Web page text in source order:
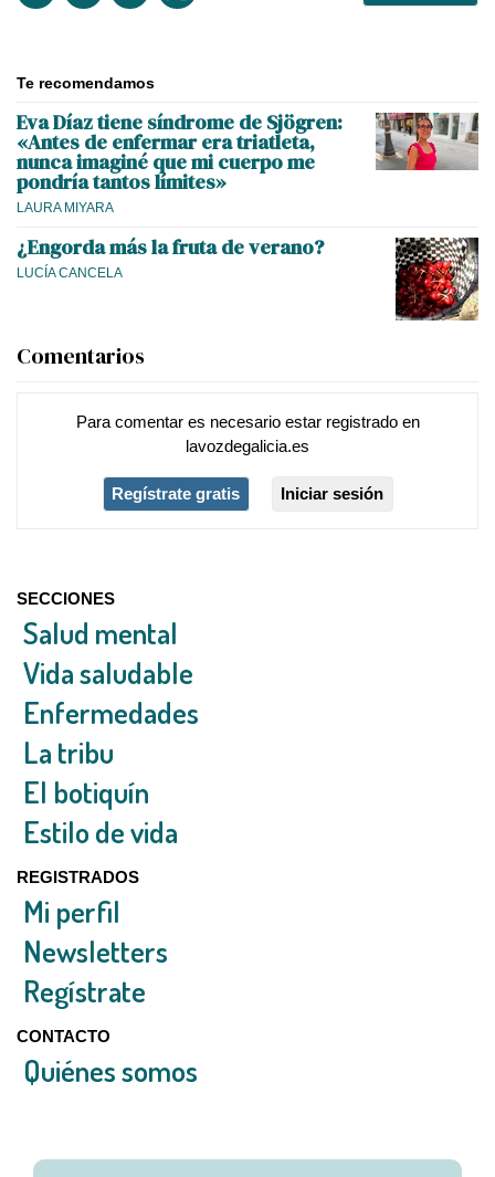
Te recomendamos
Eva Díaz tiene síndrome de Sjögren:
«Antes de enfermar era triatleta,
nunca imaginé que mi cuerpo me
pondría tantos límites»
LAURA MIYARA
¿Engorda más la fruta de verano?
LUCÍA CANCELA
Comentarios
Para comentar es necesario estar registradoen
lavozdegalicia.es
Regístrate gratis Iniciar sesión
SECCIONES
Salud mental
Vida saludable
Enfermedades
La tribu
El botiquín
Estilo de vida
REGISTRADOS
Mi perfil
Newsletters
Regístrate
CONTACTO
Quiénes somos